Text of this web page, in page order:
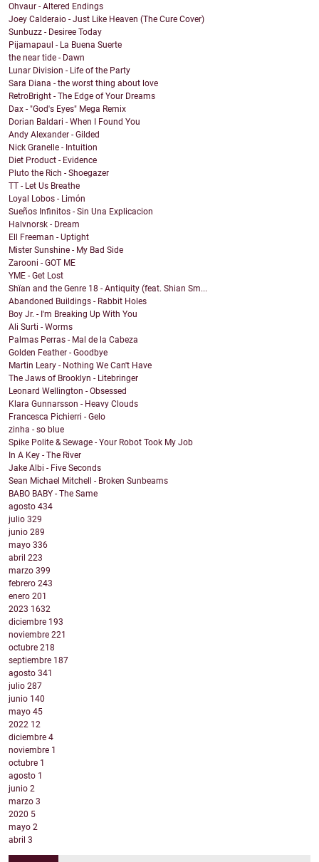
Ohvaur - Altered Endings
Joey Calderaio - Just Like Heaven (The Cure Cover)
Sunbuzz - Desiree Today
Pijamapaul - La Buena Suerte
the near tide - Dawn
Lunar Division - Life of the Party
Sara Diana - the worst thing about love
RetroBright - The Edge of Your Dreams
Dax - "God's Eyes" Mega Remix
Dorian Baldari - When I Found You
Andy Alexander - Gilded
Nick Granelle - Intuition
Diet Product - Evidence
Pluto the Rich - Shoegazer
TT - Let Us Breathe
Loyal Lobos - Limón
Sueños Infinitos - Sin Una Explicacion
Halvnorsk - Dream
Ell Freeman - Uptight
Mister Sunshine - My Bad Side
Zarooni - GOT ME
YME - Get Lost
Shïan and the Genre 18 - Antiquity (feat. Shian Sm...
Abandoned Buildings - Rabbit Holes
Boy Jr. - I'm Breaking Up With You
Ali Surti - Worms
Palmas Perras - Mal de la Cabeza
Golden Feather - Goodbye
Martin Leary - Nothing We Can't Have
The Jaws of Brooklyn - Litebringer
Leonard Wellington - Obsessed
Klara Gunnarsson - Heavy Clouds
Francesca Pichierri - Gelo
zinha - so blue
Spike Polite & Sewage - Your Robot Took My Job
In A Key - The River
Jake Albi - Five Seconds
Sean Michael Mitchell - Broken Sunbeams
BABO BABY - The Same
agosto 434
julio 329
junio 289
mayo 336
abril 223
marzo 399
febrero 243
enero 201
2023 1632
diciembre 193
noviembre 221
octubre 218
septiembre 187
agosto 341
julio 287
junio 140
mayo 45
2022 12
diciembre 4
noviembre 1
octubre 1
agosto 1
junio 2
marzo 3
2020 5
mayo 2
abril 3